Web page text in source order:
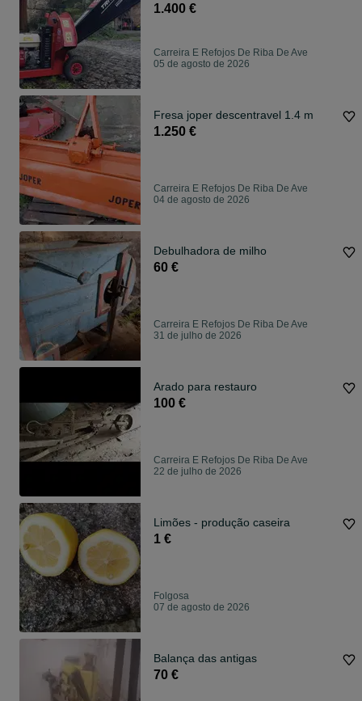
1.400 €
Carreira E Refojos De Riba De Ave
05 de agosto de 2026
Fresa joper descentravel 1.4 m
1.250 €
Carreira E Refojos De Riba De Ave
04 de agosto de 2026
Debulhadora de milho
60 €
Carreira E Refojos De Riba De Ave
31 de julho de 2026
Arado para restauro
100 €
Carreira E Refojos De Riba De Ave
22 de julho de 2026
Limões - produção caseira
1 €
Folgosa
07 de agosto de 2026
Balança das antigas
70 €